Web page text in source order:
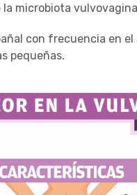
la microbiota
con frecuencia en el
pequeñas.